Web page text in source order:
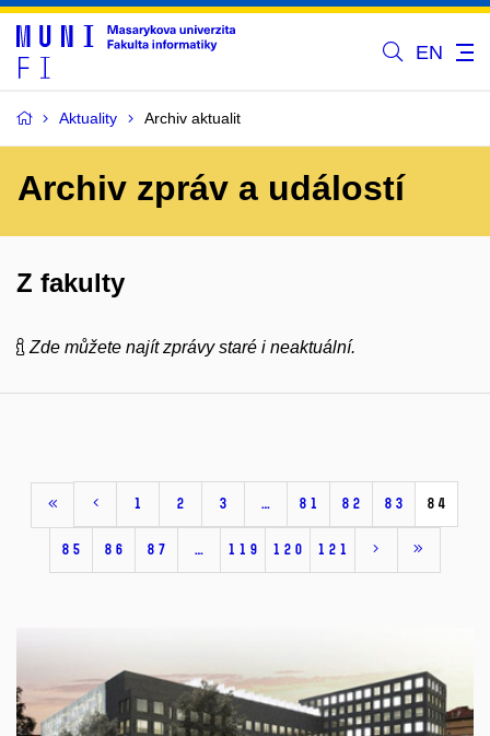
EN
Aktuality Archiv aktualit
Archiv zpráv a událostí
Z fakulty
Zde můžete najít zprávy staré i neaktuální.
1 2 3 … 81 82 83 84
85 86 87 … 119 120 121